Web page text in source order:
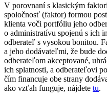
V porovnaní s klasickým
spoločnosť (faktor) formou
klienta voči portfóliu jeho
o administratívu spojenú s ich
odberateľ s vysokou bonitou.
a jeho dodávateľmi, že bude
odberateľom akceptované,
ich splatnosti, a odberateľovi
čím financuje obe strany
ako vzťah funguje, nájdete tu.